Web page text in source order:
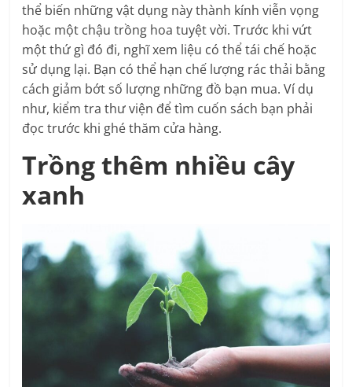
thể biến những vật dụng này thành kính viễn vọng
hoặc một chậu trồng hoa tuyệt vời. Trước khi vứt
một thứ gì đó đi, nghĩ xem liệu có thể tái chế hoặc
sử dụng lại. Bạn có thể hạn chế lượng rác thải bằng
cách giảm bớt số lượng những đồ bạn mua. Ví dụ
như, kiểm tra thư viện để tìm cuốn sách bạn phải
đọc trước khi ghé thăm cửa hàng.
Trồng thêm nhiều cây
xanh